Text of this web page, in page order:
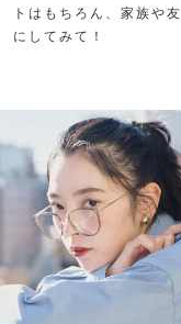
トはもちろん、家族や
にしてみて！